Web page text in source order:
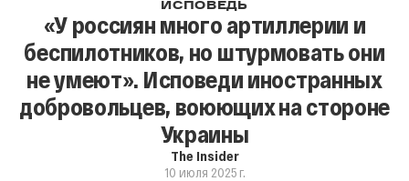
ИСПОВЕДЬ
«У россиян много артиллерии и
беспилотников, но штурмовать они
не умеют». Исповеди иностранных
добровольцев, воюющих на стороне
Украины
The Insider
10 июля 2025 г.